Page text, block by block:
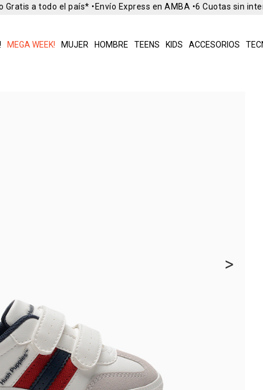
MEGA WEEK! MUJER HOMBRE TEENS KIDS ACCESORIOS
a todo el país* •Envío Express en AMBA •6 Cuotas sin
>